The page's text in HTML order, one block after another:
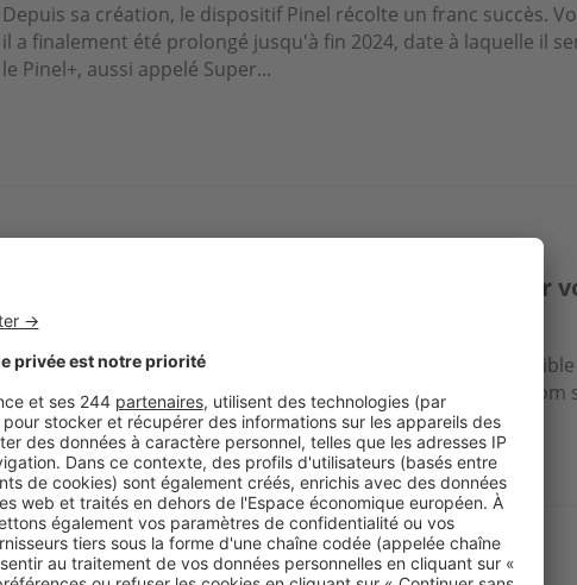
Depuis sa création, le dispositif Pinel récolte un franc succès.
il a finalement été prolongé jusqu'à fin 2024, date à laquelle il
le Pinel+, aussi appelé Super...
Acheter
À quelles aides avez-vous le droit pour acheter
logement neuf ?
Dans le cadre de l’acquisition d’un logement neuf, il est
différentes aides et avantages fiscaux. PTZ, TVA réduite… zoom
avantages dont vous pourriez bénéficier...
Acheter